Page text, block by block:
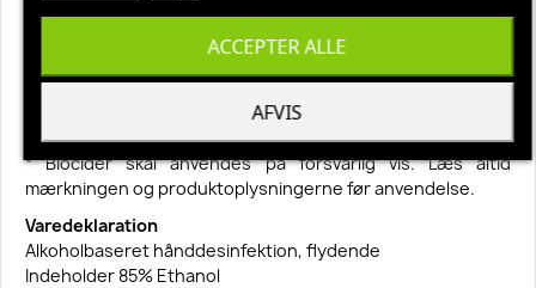
glycerol, der forhindrer udtørring af huden. Denatureret
CEI vurderet. Anvend 2-3 ml på rene og tørre hænder.
Hænderne skal være våde i 30 sekunder for optimal effekt.
* Biocider skal anvendes på forsvarlig vis. Læs altid
mærkningen og produktoplysningerne før anvendelse.
Varedeklaration
Alkoholbaseret hånddesinfektion, flydende
Indeholder 85% Ethanol
AFVIS
ACCEPTER ALLE